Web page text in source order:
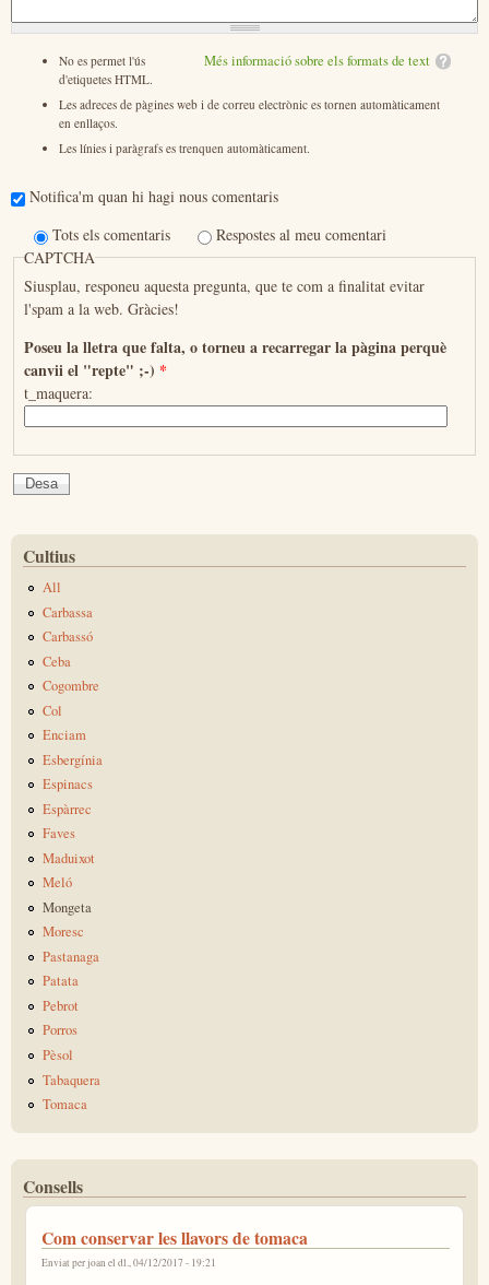
Més informació sobre els formats de text
No es permet l'ús
d'etiquetes HTML.
Les adreces de pàgines web i de correu electrònic es tornen automàticament
en enllaços.
Les línies i paràgrafs es trenquen automàticament.
Notifica'm quan hi hagi nous comentaris
Tots els comentaris
Respostes al meu comentari
CAPTCHA
Siusplau, responeu aquesta pregunta, que te com a finalitat evitar
l'spam a la web. Gràcies!
Poseu la lletra que falta, o torneu a recarregar la pàgina perquè
canvii el "repte" ;-) *
t_maquera:
Cultius
All
Carbassa
Carbassó
Ceba
Cogombre
Col
Enciam
Esbergínia
Espinacs
Espàrrec
Faves
Maduixot
Meló
Mongeta
Moresc
Pastanaga
Patata
Pebrot
Porros
Pèsol
Tabaquera
Tomaca
Consells
Com conservar les llavors de tomaca
Enviat perjoanel dl., 04/12/2017 - 19:21